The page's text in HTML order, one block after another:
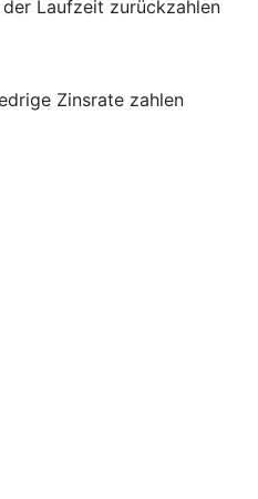
Laufzeit zurückzahlen
Zinsrate zahlen